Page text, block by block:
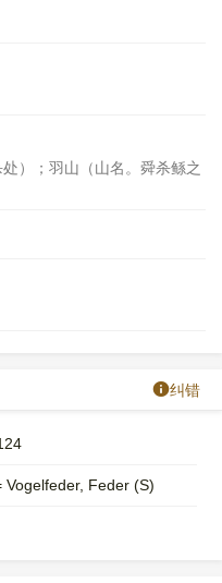
）；羽山（山名。舜杀鲧之
纠错
Feder (S)